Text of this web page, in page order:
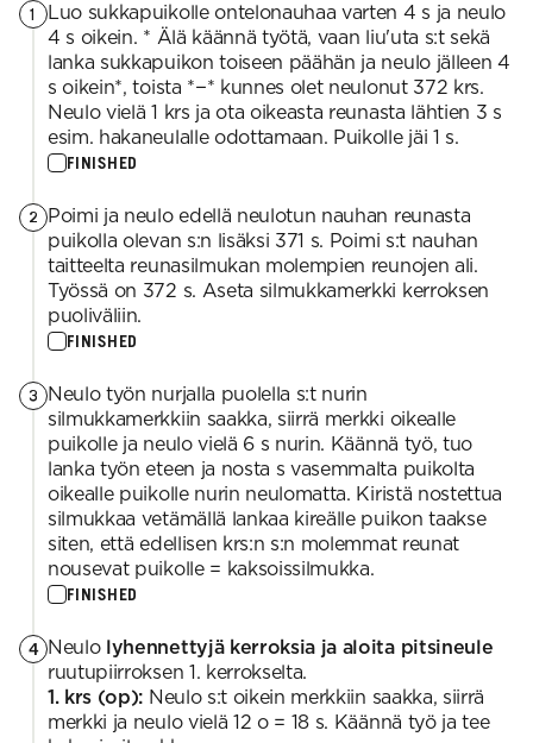
1
Luo sukkapuikolle ontelonauhaa varten 4 s ja neulo
4 s oikein. * Älä käännä työtä, vaan liu'uta s:t sekä
lanka sukkapuikon toiseen päähän ja neulo jälleen 4
s oikein*, toista *−* kunnes olet neulonut 372 krs.
Neulo vielä 1 krs ja ota oikeasta reunasta lähtien 3 s
esim. hakaneulalle odottamaan. Puikolle jäi 1 s.
FINISHED
2
Poimi ja neulo edellä neulotun nauhan reunasta
puikolla olevan s:n lisäksi 371 s. Poimi s:t nauhan
taitteelta reunasilmukan molempien reunojen ali.
Työssä on 372 s. Aseta silmukkamerkki kerroksen
puoliväliin.
FINISHED
3
Neulo työn nurjalla puolella s:t nurin
silmukkamerkkiin saakka, siirrä merkki oikealle
puikolle ja neulo vielä 6 s nurin. Käännä työ, tuo
lanka työn eteen ja nosta s vasemmalta puikolta
oikealle puikolle nurin neulomatta. Kiristä nostettua
silmukkaa vetämällä lankaa kireälle puikon taakse
siten, että edellisen krs:n s:n molemmat reunat
nousevat puikolle = kaksoissilmukka.
FINISHED
4 Neulo lyhennettyjä kerroksia ja aloita pitsineule
ruutupiirroksen 1. kerrokselta.
1. krs (op): Neulo s:t oikein merkkiin saakka, siirrä
merkki ja neulo vielä 12 o = 18 s. Käännä työ ja tee